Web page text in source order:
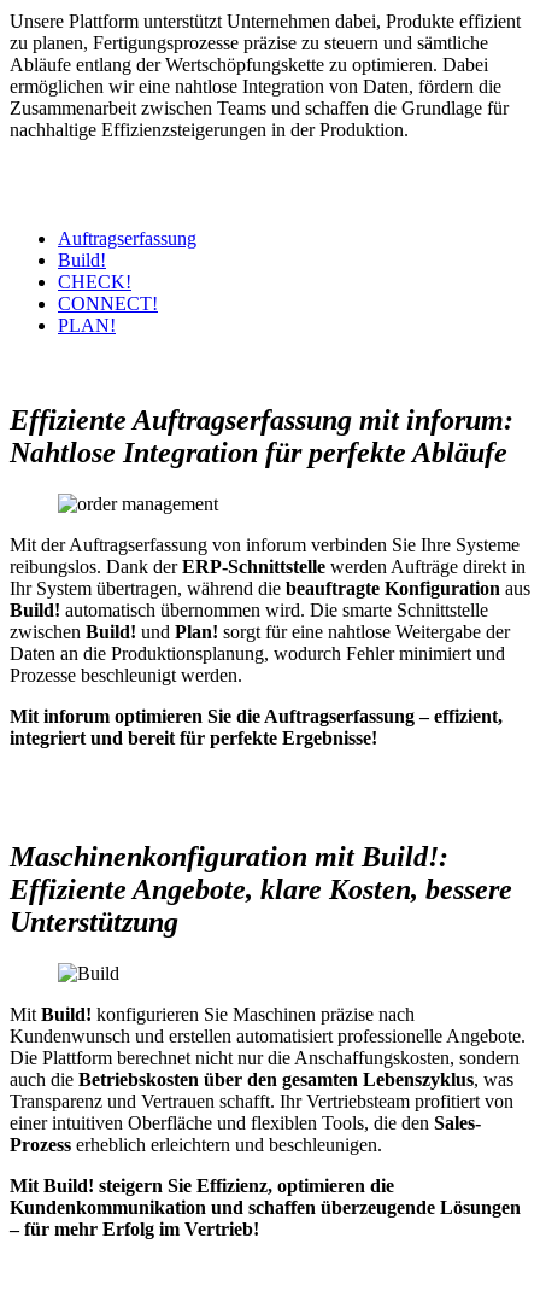
Unsere Plattform unterstützt Unternehmen dabei, Produkte effizient
zu planen, Fertigungsprozesse präzise zu steuern und sämtliche
Abläufe entlang der Wertschöpfungskette zu optimieren. Dabei
ermöglichen wir eine nahtlose Integration von Daten, fördern die
Zusammenarbeit zwischen Teams und schaffen die Grundlage für
nachhaltige Effizienzsteigerungen in der Produktion.
Auftragserfassung
Build!
CHECK!
CONNECT!
PLAN!
Effiziente Auftragserfassung mit inforum:
Nahtlose Integration für perfekte Abläufe
Mit der Auftragserfassung von inforum verbinden Sie Ihre Systeme
reibungslos. Dank derERP-Schnittstelle werden Aufträge direkt in
Ihr System übertragen, während die beauftragte Konfiguration aus
Build! automatisch übernommen wird. Die smarte Schnittstelle
zwischen Build! und Plan! sorgt für eine nahtlose Weitergabe der
Daten an die Produktionsplanung, wodurch Fehler minimiert und
Prozesse beschleunigt werden.
Mit inforum optimieren Sie die Auftragserfassung – effizient,
integriert und bereit für perfekte Ergebnisse!
Maschinenkonfiguration mit Build!:
Effiziente Angebote, klare Kosten, bessere
Unterstützung
Mit Build! konfigurieren Sie Maschinen präzise nach
Kundenwunsch und erstellen automatisiert professionelle Angebote.
Die Plattform berechnet nicht nur die Anschaffungskosten, sondern
auch die Betriebskosten über den gesamten Lebenszyklus, was
Transparenz und Vertrauen schafft. Ihr Vertriebsteam profitiert von
einer intuitiven Oberfläche und flexiblen Tools, die den Sales-
Prozess erheblich erleichtern und beschleunigen.
Mit Build! steigern Sie Effizienz, optimieren die
Kundenkommunikation und schaffen überzeugende Lösungen
– für mehr Erfolg im Vertrieb!